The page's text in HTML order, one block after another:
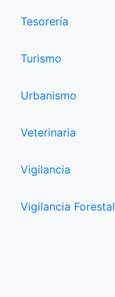
Tesorería
Turismo
Urbanismo
Veterinaria
Vigilancia
Vigilancia Forestal